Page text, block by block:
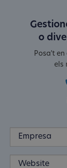
o
Posa't
els